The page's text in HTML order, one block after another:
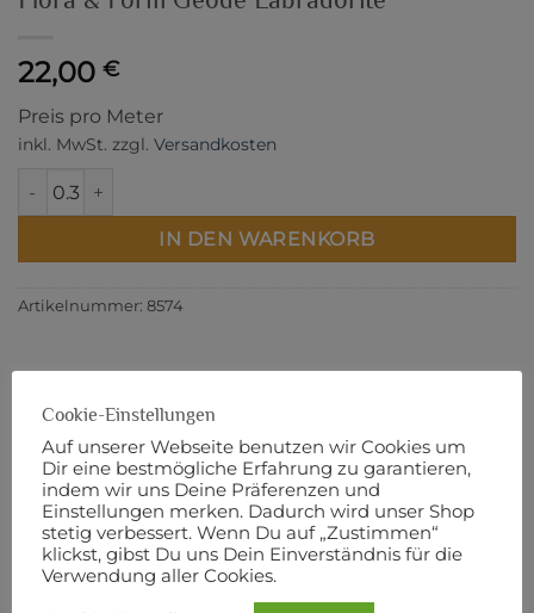
22,00 €
Preis pro Meter
inkl. MwSt. zzgl. Versandkosten
Flora & Form Geode Labradorite Menge
IN DEN WARENKORB
Artikelnummer: 8574
ZUSÄTZLICHE INFORMATIONEN
PRODUKTSICHERHEIT
110 cm Breite
Cookie-Einstellungen
Auf unserer Webseite benutzen wir Cookies um
Dir eine bestmögliche Erfahrung zu garantieren,
indem wir uns Deine Präferenzen und
Einstellungen merken. Dadurch wird unser Shop
stetig verbessert. Wenn Du auf „Zustimmen“
klickst, gibst Du uns Dein Einverständnis für die
Verwendung aller Cookies.